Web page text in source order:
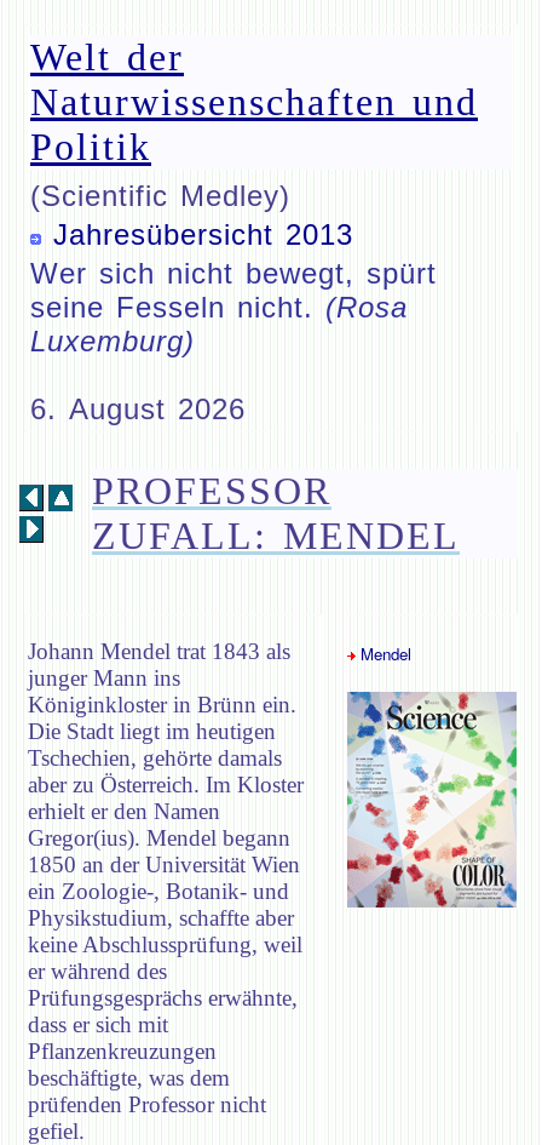
Welt der
Naturwissenschaften und
Politik
(Scientific Medley)
Jahresübersicht 2013
Wer sich nicht bewegt, spürt
seine Fesseln nicht. (Rosa
Luxemburg)
6. August 2026
PROFESSOR
ZUFALL: MENDEL
Johann Mendel trat 1843 als
junger Mann ins
Königinkloster in Brünn ein.
Die Stadt liegt im heutigen
Tschechien, gehörte damals
aber zu Österreich. Im Kloster
erhielt er den Namen
Gregor(ius). Mendel begann
1850 an der Universität Wien
ein Zoologie-, Botanik- und
Physikstudium, schaffte aber
keine Abschlussprüfung, weil
er während des
Prüfungsgesprächs erwähnte,
dass er sich mit
Pflanzenkreuzungen
beschäftigte, was dem
prüfenden Professor nicht
gefiel.
Mendel